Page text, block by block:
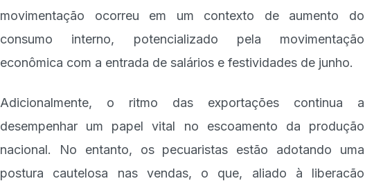
movimentação ocorreu em um contexto de aumento do
consumo interno, potencializado pela movimentação
econômica com a entrada de salários e festividades de junho.
Adicionalmente, o ritmo das exportações continua a
desempenhar um papel vital no escoamento da produção
nacional. No entanto, os pecuaristas estão adotando uma
postura cautelosa nas vendas, o que, aliado à liberacão